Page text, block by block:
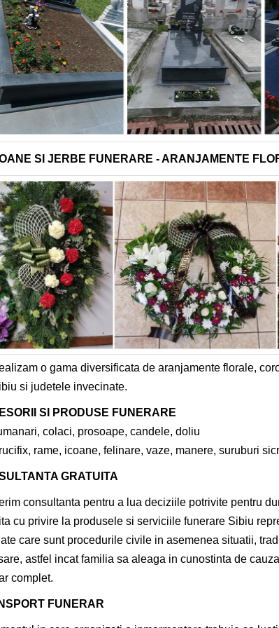
SI JERBE FUNERARE - ARANJAMENTE
o gama diversificata de aranjamente florale,
si judetele invecinate.
SI PRODUSE FUNERARE
colaci, prosoape, candele, doliu
rame, icoane, felinare, vaze, manere, suruburi
GRATUITA
consultanta pentru a lua deciziile potrivite pentru
cu privire la produsele si serviciile funerare Sibiu
care sunt procedurile civile in asemenea situatii,
astfel incat familia sa aleaga in cunostinta de
complet.
FUNERAR